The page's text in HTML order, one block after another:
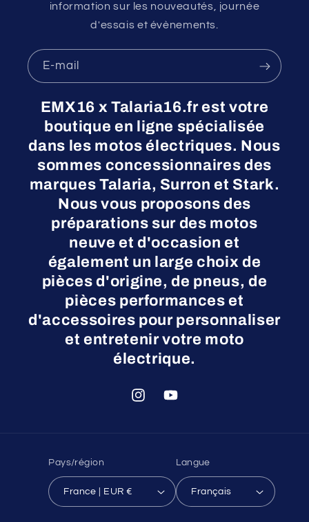
information sur les nouveautés, journée
d'essais et évènements.
E-mail
EMX16 x Talaria16.fr est votre
boutique en ligne spécialisée
dans les motos électriques. Nous
sommes concessionnaires des
marques Talaria, Surron et Stark.
Nous vous proposons des
préparations sur des motos
neuve et d'occasion et
également un large choix de
pièces d'origine, de pneus, de
pièces performances et
d'accessoires pour personnaliser
et entretenir votre moto
électrique.
InstagramYouTube
Pays/région
France | EUR €
Langue
Français